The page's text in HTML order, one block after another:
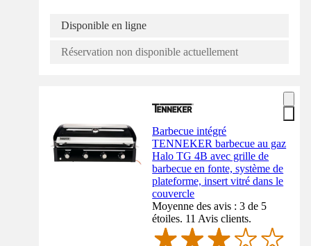
Disponible en ligne
Réservation non disponible actuellement
Barbecue intégré
TENNEKER barbecue au gaz
Halo TG 4B avec grille de
barbecue en fonte, système de
plateforme, insert vitré dans le
couvercle
Moyenne des avis : 3 de 5
étoiles. 11 Avis clients.